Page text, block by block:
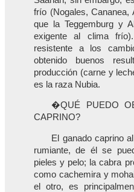
frío (Nogales, Cananea,
que la Teggemburg y
exigente al clima
resistente a los
obtenido buenos
producción (carne y
es la raza Nubia.
�QUÉ PUEDO
CAPRINO?
El ganado caprino
rumiante, de él se
pieles y pelo; la cabra
como cachemira y
el otro, es